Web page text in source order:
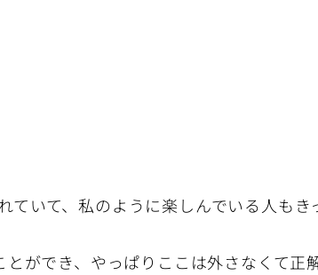
いて、私のように楽しんでいる人も
ができ、やっぱりここは外さなくて正